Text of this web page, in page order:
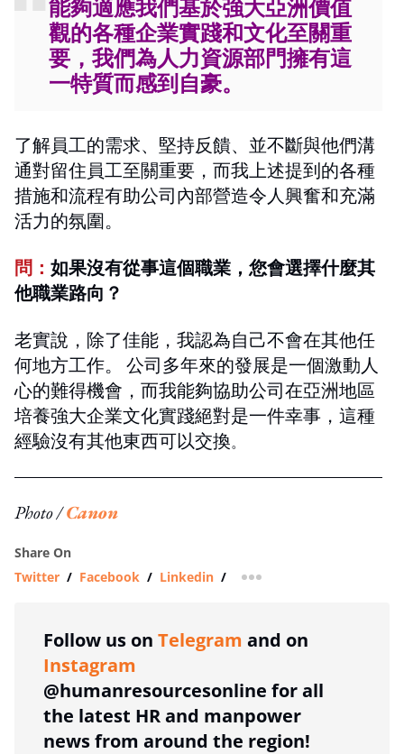
能夠適應我們基於強大亞洲價值
觀的各種企業實踐和文化至關重
要，我們為人力資源部門擁有這
一特質而感到自豪。
了解員工的需求、堅持反饋、並不斷與他們溝
通對留住員工至關重要，而我上述提到的各種
措施和流程有助公司內部營造令人興奮和充滿
活力的氛圍。
問： 如果沒有從事這個職業，您會選擇什麼其
他職業路向？
老實說，除了佳能，我認為自己不會在其他任
何地方工作。 公司多年來的發展是一個激動人
心的難得機會，而我能夠協助公司在亞洲地區
培養強大企業文化實踐絕對是一件幸事，這種
經驗沒有其他東西可以交換。
Photo /Canon
Share On
Twitter / Facebook / Linkedin / more sharing option
Follow us on Telegram and on
Instagram
@humanresourcesonline for all
the latest HR and manpower
news from around the region!